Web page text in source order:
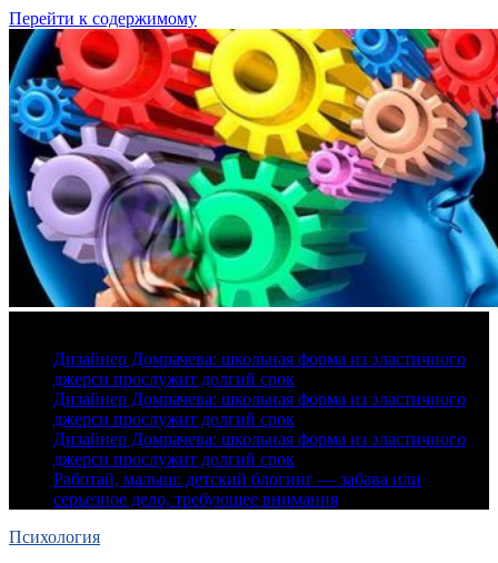
Перейти к содержимому
Дизайнер Домрачева: школьная форма из эластичного
джерси прослужит долгий срок
Дизайнер Домрачева: школьная форма из эластичного
джерси прослужит долгий срок
Дизайнер Домрачева: школьная форма из эластичного
джерси прослужит долгий срок
Работай, малыш: детский блогинг — забава или
серьезное дело, требующее внимания
Психология